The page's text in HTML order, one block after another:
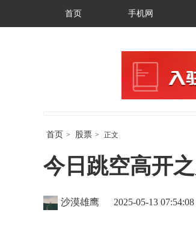
首页 手机网
首页 > 股票 > 正文
今日跳空高开
沙漠雄鹰 2025-05-13 07:54:08